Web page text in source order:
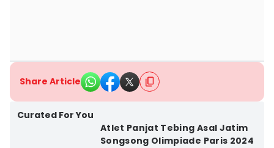
Share Article
Curated For You
Atlet Panjat Tebing Asal Jatim
Songsong Olimpiade Paris 2024